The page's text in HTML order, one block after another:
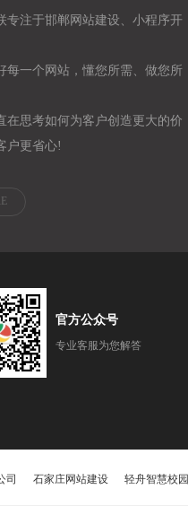
专注于邯郸网站建设、小程序开
每一个网站，懂您所需、做您所
在思考如何为客户创造更大的价
户更省心!
官方公众号
专业客服为您解答
司 石家庄网站建设 轻舟智慧校园